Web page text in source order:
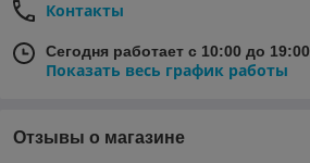
Контакты
Сегодня работает с 10:00 до 19:00
Показать весь график работы
Отзывы о магазине